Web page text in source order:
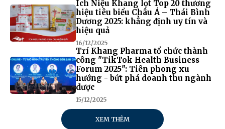
Ích Niệu Khang lọt Top 20 thương
hiệu tiêu biểu Châu Á – Thái Bình
Dương 2025: khẳng định uy tín và
hiệu quả
16/12/2025
Trí Khang Pharma tổ chức thành
công "TikTok Health Business
Forum 2025": Tiên phong xu
hướng - bứt phá doanh thu ngành
dược
15/12/2025
XEM THÊM